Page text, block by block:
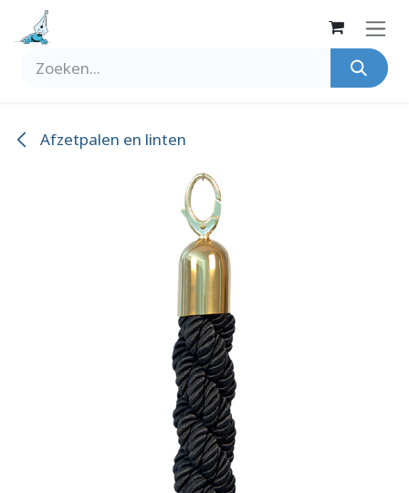
Overslaan naar inhoud
Afzetpalen en linten